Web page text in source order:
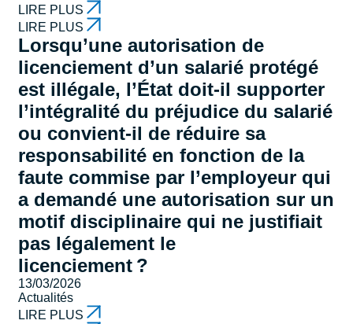
LIRE PLUS
LIRE PLUS
Lorsqu’une autorisation de
licenciement d’un salarié protégé
est illégale, l’État doit-il supporter
l’intégralité du préjudice du salarié
ou convient-il de réduire sa
responsabilité en fonction de la
faute commise par l’employeur qui
a demandé une autorisation sur un
motif disciplinaire qui ne justifiait
pas légalement le
licenciement ?
13/03/2026
Actualités
LIRE PLUS